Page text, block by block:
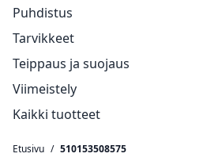
Puhdistus
Tarvikkeet
Teippaus ja suojaus
Viimeistely
Kaikki tuotteet
Etusivu / 510153508575